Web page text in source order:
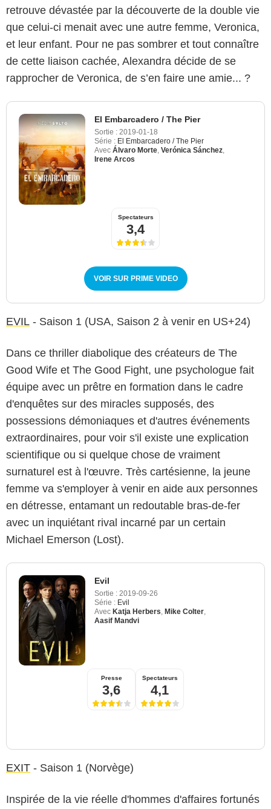
retrouve dévastée par la découverte de la double vie
que celui-ci menait avec une autre femme, Veronica,
et leur enfant. Pour ne pas sombrer et tout connaître
de cette liaison cachée, Alexandra décide de se
rapprocher de Veronica, de s’en faire une amie... ?
El Embarcadero / The Pier
Sortie : 2019-01-18
Série : El Embarcadero / The Pier
Avec Álvaro Morte, Verónica Sánchez,
Irene Arcos
Spectateurs
3,4
VOIR SUR PRIME VIDEO
EVIL - Saison 1 (USA, Saison 2 à venir en US+24)
Dans ce thriller diabolique des créateurs de The
Good Wife et The Good Fight, une psychologue fait
équipe avec un prêtre en formation dans le cadre
d'enquêtes sur des miracles supposés, des
possessions démoniaques et d'autres événements
extraordinaires, pour voir s'il existe une explication
scientifique ou si quelque chose de vraiment
surnaturel est à l'œuvre. Très cartésienne, la jeune
femme va s'employer à venir en aide aux personnes
en détresse, entamant un redoutable bras-de-fer
avec un inquiétant rival incarné par un certain
Michael Emerson (Lost).
Evil
Sortie : 2019-09-26
Série : Evil
Avec Katja Herbers Mike Colter
Aasif Mandvi
Presse
3,6
Spectateurs
4,1
EXIT - Saison 1 (Norvège)
Inspirée de la vie réelle d'hommes d'affaires fortunés